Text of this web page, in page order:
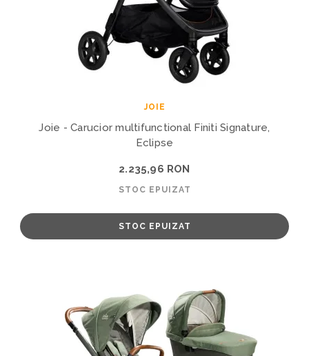
JOIE
Joie - Carucior multifunctional Finiti Signature,
Eclipse
2.235,96 RON
STOC EPUIZAT
STOC EPUIZAT